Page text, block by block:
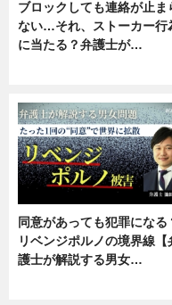
ブロックしても連絡が止ま
ない…それ、ストーカー行
に当たる？弁護士が…
同意があっても犯罪になる
リベンジポルノの境界線【
護士が解説する男女…